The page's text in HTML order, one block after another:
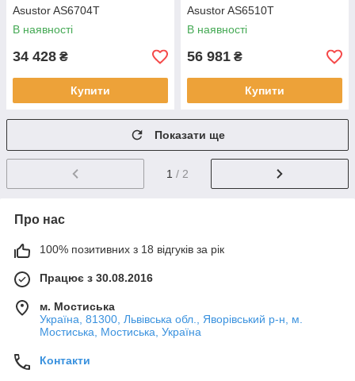
Asustor AS6704T
В наявності
34 428 ₴
Купити
Asustor AS6510T
В наявності
56 981 ₴
Купити
Показати ще
1 / 2
Про нас
100% позитивних з 18 відгуків за рік
Працює з 30.08.2016
м. Мостиська
Україна, 81300, Львівська обл., Яворівський р-н, м.
Мостиська, Мостиська, Україна
Контакти